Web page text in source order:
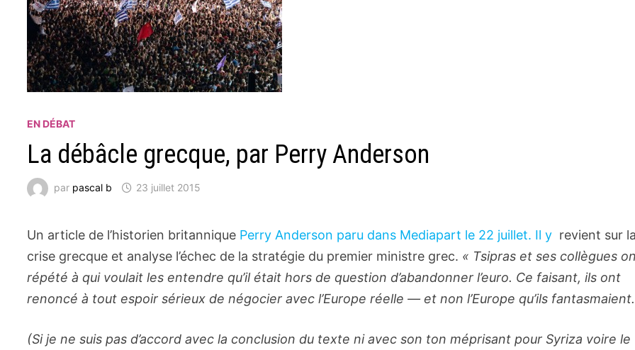
EN DÉBAT
La débâcle grecque, par Perry Anderson
par pascal b 23 juillet 2015
Un article de l’historien britannique Perry Anderson paru dans Mediapart le 22 juillet. Il y revient sur la
crise grecque et analyse l’échec de la stratégie du premier ministre grec. « Tsipras et ses collègues
répété à qui voulait les entendre qu’il était hors de question d’abandonner l’euro. Ce faisant, ils ont
renoncé à tout espoir sérieux de négocier avec l’Europe réelle — et non l’Europe qu’ils
(Si je ne suis pas d’accord avec la conclusion du texte ni avec son ton méprisant pour Syriza voire le